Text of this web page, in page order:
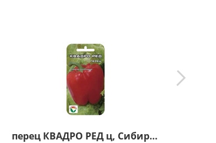
перец КВАДРО РЕД ц, Сибирский Сад